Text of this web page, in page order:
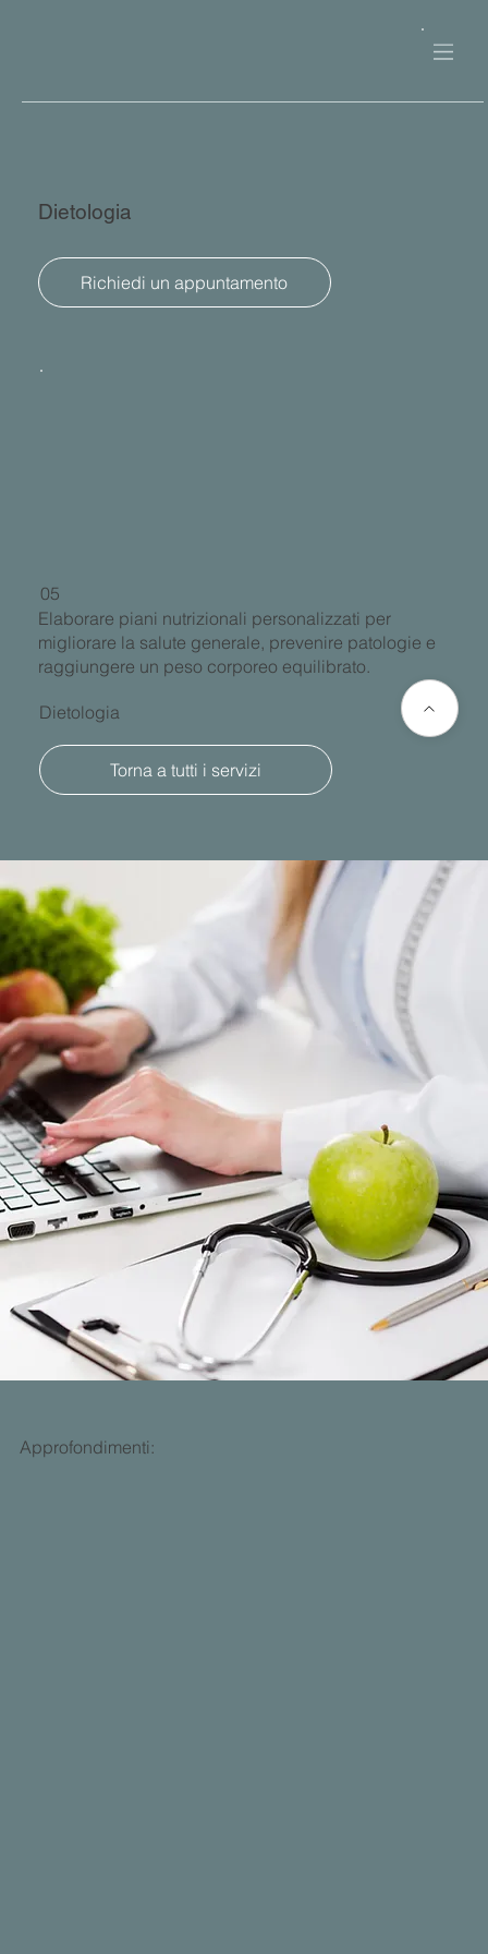
Dietologia
Richiedi un appuntamento
Approfondimenti:
05
Dietologia
Elaborare piani nutrizionali personalizzati per
migliorare la salute generale, prevenire patologie e
raggiungere un peso corporeo equilibrato.
Torna a tutti i servizi